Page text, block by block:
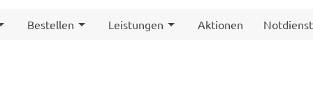
Bestellen Leistungen Aktionen Notdienst